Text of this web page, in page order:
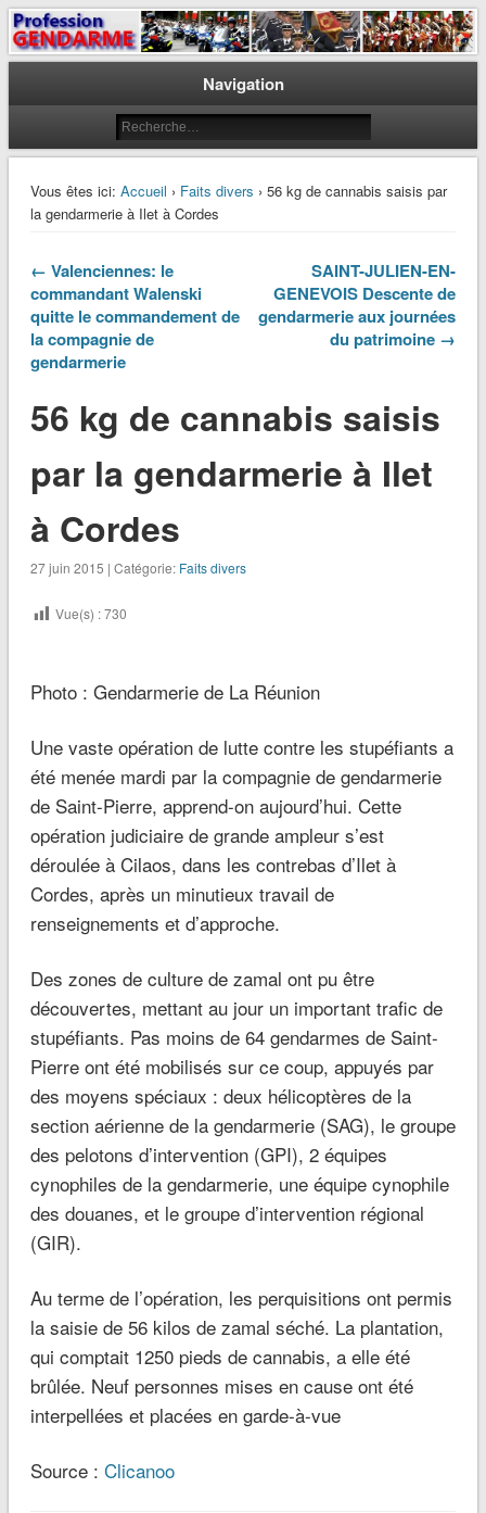
Profession Gendarme
Le journal des gendarmes
Navigation
Vous êtes ici: Accueil › Faits divers › 56 kg de cannabis saisis par
la gendarmerie à Ilet à Cordes
← Valenciennes: le
commandant Walenski
quitte le commandement de
la compagnie de
gendarmerie
SAINT-JULIEN-EN-
GENEVOIS Descente de
gendarmerie aux journées
du patrimoine →
56 kg de cannabis saisis
par la gendarmerie à Ilet
à Cordes
27 juin 2015 | Catégorie: Faits divers
Vue(s) :730
Photo : Gendarmerie de La Réunion
Une vaste opération de lutte contre les stupéfiants a
été menée mardi par la compagnie de gendarmerie
de Saint-Pierre, apprend-on aujourd’hui. Cette
opération judiciaire de grande ampleur s’est
déroulée à Cilaos, dans les contrebas d’Ilet à
Cordes, après un minutieux travail de
renseignements et d’approche.
Des zones de culture de zamal ont pu être
découvertes, mettant au jour un important trafic de
stupéfiants. Pas moins de 64 gendarmes de Saint-
Pierre ont été mobilisés sur ce coup, appuyés par
des moyens spéciaux : deux hélicoptères de la
section aérienne de la gendarmerie (SAG), le groupe
des pelotons d’intervention (GPI), 2 équipes
cynophiles de la gendarmerie, une équipe cynophile
des douanes, et le groupe d’intervention régional
(GIR).
Au terme de l’opération, les perquisitions ont permis
la saisie de 56 kilos de zamal séché. La plantation,
qui comptait 1250 pieds de cannabis, a elle été
brûlée. Neuf personnes mises en cause ont été
interpellées et placées en garde-à-vue
Source : Clicanoo